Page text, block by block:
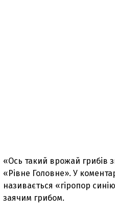
«Ось такий врожай грибів
«Рівне Головне». У
називається «гіропор
заячим грибом.